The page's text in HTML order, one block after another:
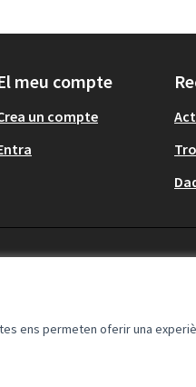
ens permeten oferir una
meu compte
un compte